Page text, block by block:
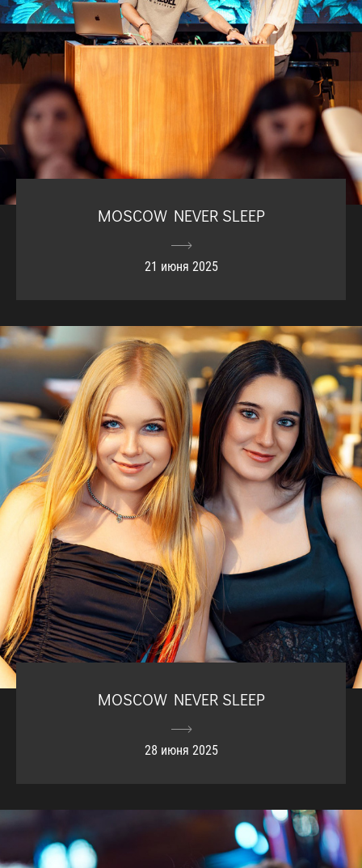
MOSCOW NEVER SLEEP
21 июня 2025
MOSCOW NEVER SLEEP
28 июня 2025